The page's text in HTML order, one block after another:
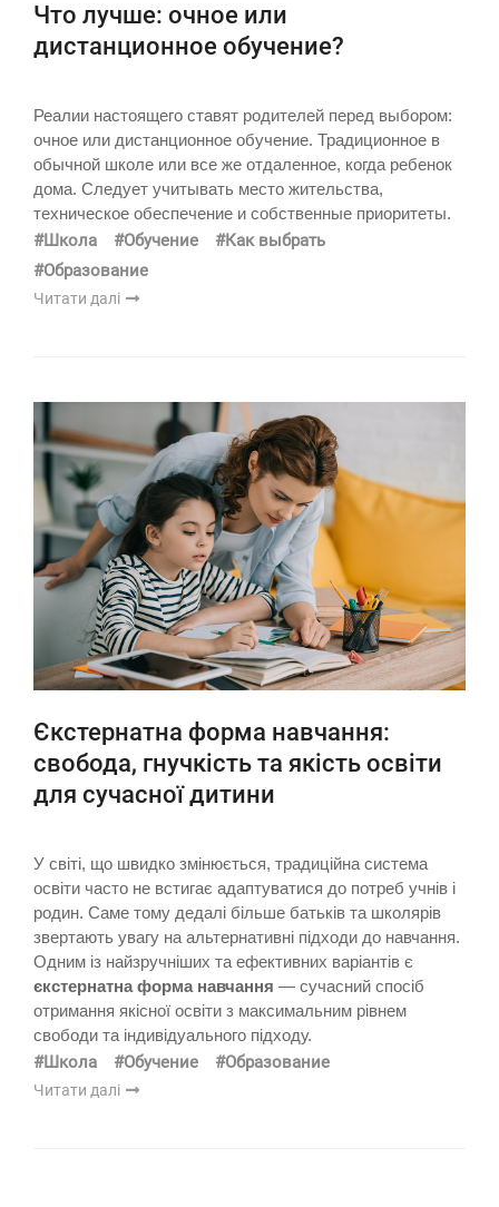
Что лучше: очное или
дистанционное обучение?
Реалии настоящего ставят родителей перед выбором:
очное или дистанционное обучение. Традиционное в
обычной школе или все же отдаленное, когда ребенок
дома. Следует учитывать место жительства,
техническое обеспечение и собственные приоритеты.
#Школа #Обучение
#Как выбрать
#Образование
Читати далі
Єкстернатна форма навчання:
свобода, гнучкість та якість освіти
для сучасної дитини
У світі, що швидко змінюється, традиційна система
освіти часто не встигає адаптуватися до потреб учнів і
родин. Саме тому дедалі більше батьків та школярів
звертають увагу на альтернативні підходи до навчання.
Одним із найзручніших та ефективних варіантів є
єкстернатна форма навчання — сучасний спосіб
отримання якісної освіти з максимальним рівнем
свободи та індивідуального підходу.
#Школа #Обучение #Образование
Читати далі